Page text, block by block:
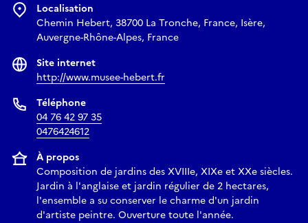
Localisation
Chemin Hebert, 38700 La Tronche, France, Isère,
Auvergne-Rhône-Alpes, France
Site internet
http://www.musee-hebert.fr
Téléphone
04 76 42 97 35
0476424612
À propos
Composition de jardins des XVIIIe, XIXe et XXe siècles.
Jardin à l'anglaise et jardin régulier de 2 hectares,
l'ensemble a su conserver le charme d'un jardin
d'artiste peintre. Ouverture toute l'année.